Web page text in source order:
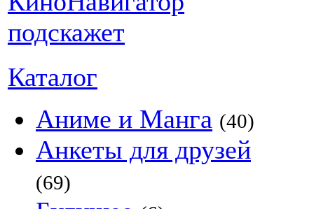
Каталог
Аниме и Манга (40)
Анкеты для друзей
(69)